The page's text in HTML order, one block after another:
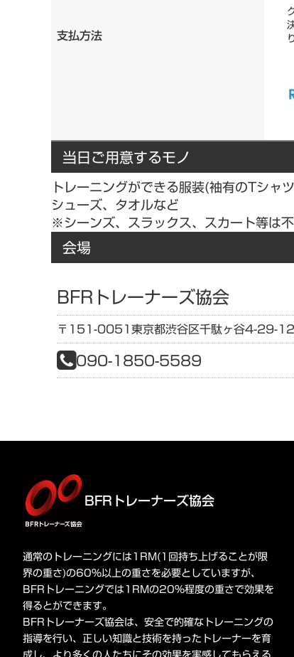
支払方法
当日ご用意するモノ
トレーニングができる服装(袖有のTシャ
シューズ、タオルなど
※シーンズ、スラックス、スカート等は
会場
BFRトレーナーズ協会
〒151-0051東京都渋谷区千駄ヶ谷4-29-
090-1850-5589
BFRトレーナーズ協会
通常のトレーニングには1RM(1回持ち上げることが限
界の重さ)の60%以上の重さを必要としていますが、
BFRトレーニングでは1RMの20%程度の重さで効果を
得るとができます。
BFRトレーナーズ協会は、安全で的確なトレーニングの
指導を行い、正しい知識と技術を持ったトレーナーを育